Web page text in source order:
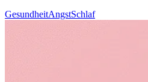
GesundheitAngstSchlaf